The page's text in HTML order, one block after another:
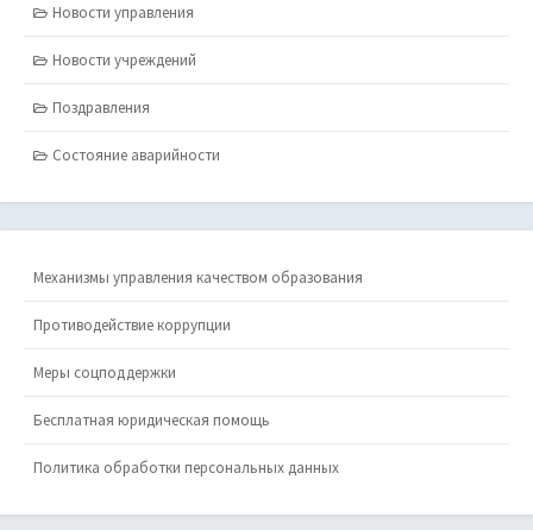
Новости управления
Новости учреждений
Поздравления
Состояние аварийности
Механизмы управления качеством образования
Противодействие коррупции
Меры соцподдержки
Бесплатная юридическая помощь
Политика обработки персональных данных